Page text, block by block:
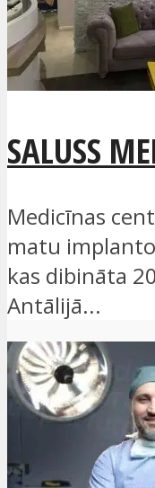
SALUSS
Medicīnas
matu
kas dibināta
Antālijā...